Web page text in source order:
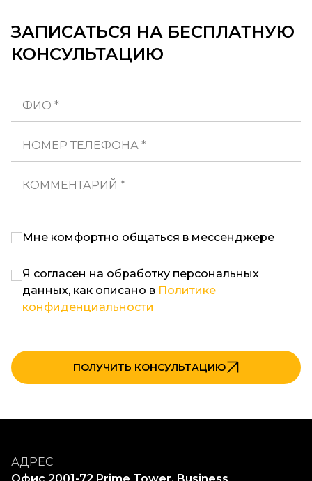
АДРЕС
ЗАПИСАТЬСЯ НА БЕСПЛАТНУЮ
КОНСУЛЬТАЦИЮ
ФИО *
НОМЕР ТЕЛЕФОНА *
КОММЕНТАРИЙ *
Мне комфортно общаться в мессенджере
Я согласен на обработку персональных
данных, как описано в Политике
конфиденциальности
ПОЛУЧИТЬ КОНСУЛЬТАЦИЮ